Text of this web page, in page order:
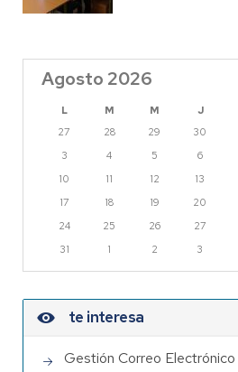
Agosto 2026
L M M J
27
28 29 30
3
4 5 6
10
11 12 13
17
18 19 20
24
25 26 27
31
1 2 3
te interesa
Gestión Correo Electrónico